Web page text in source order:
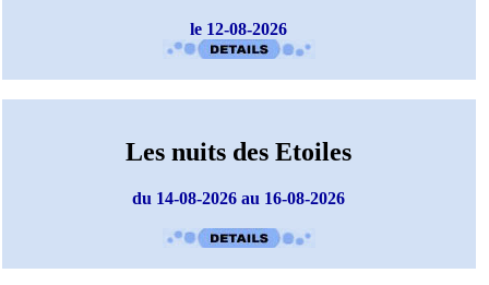
le 12-08-2026
Les nuits des Etoiles
du 14-08-2026 au 16-08-2026